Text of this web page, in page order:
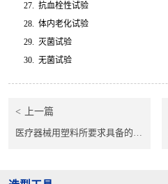
27. 抗血栓性试验
28. 体内老化试验
29. 灭菌试验
30. 无菌试验
上一篇
医疗器械用塑料所要求具备的特性